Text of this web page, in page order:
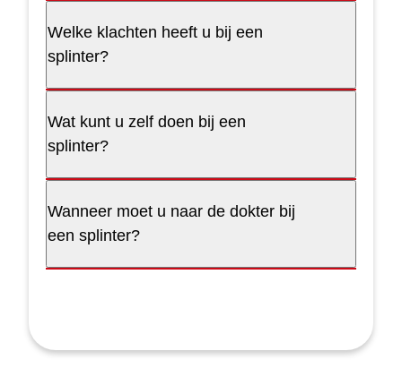
Welke klachten heeft u bij een
splinter?
Wat kunt u zelf doen bij een
splinter?
Wanneer moet u naar de dokter bij
een splinter?